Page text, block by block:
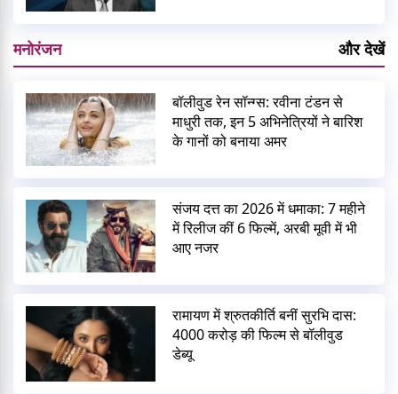
मनोरंजन और देखें
बॉलीवुड रेन सॉन्ग्स: रवीना टंडन से
माधुरी तक, इन 5 अभिनेत्रियों ने बारिश
के गानों को बनाया अमर
संजय दत्त का 2026 में धमाका: 7 महीने
में रिलीज कीं 6 फिल्में, अरबी मूवी में भी
आए नजर
रामायण में श्रुतकीर्ति बनीं सुरभि दास:
4000 करोड़ की फिल्म से बॉलीवुड
डेब्यू